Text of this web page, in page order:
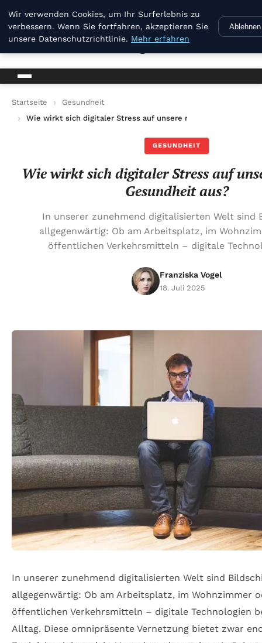
B Kg
B Kg
Startseite
Gesundheit
Wie wirkt sich digitaler Stress auf unsere mentale Gesundheit
GESUNDHEIT
Wie wirkt sich digitaler Stress auf
Gesundheit aus?
In unserer zunehmend digitalisierten Welt sind
allgegenwärtig: Ob am Arbeitsplatz, im
öffentlichen Verkehrsmitteln – digitale
Franziska Vogel
18. Juli 2025
In unserer zunehmend digitalisierten Welt sind
allgegenwärtig: Ob am Arbeitsplatz, im Wohnzimmer
öffentlichen Verkehrsmitteln – digitale Technologien
Alltag. Diese omnipräsente Vernetzung bietet zwar
Wir verwenden Cookies, um Ihr Surferlebnis zu
verbessern. Wenn Sie fortfahren, akzeptieren Sie
unsere Datenschutzrichtlinie. Mehr erfahren
Ablehnen